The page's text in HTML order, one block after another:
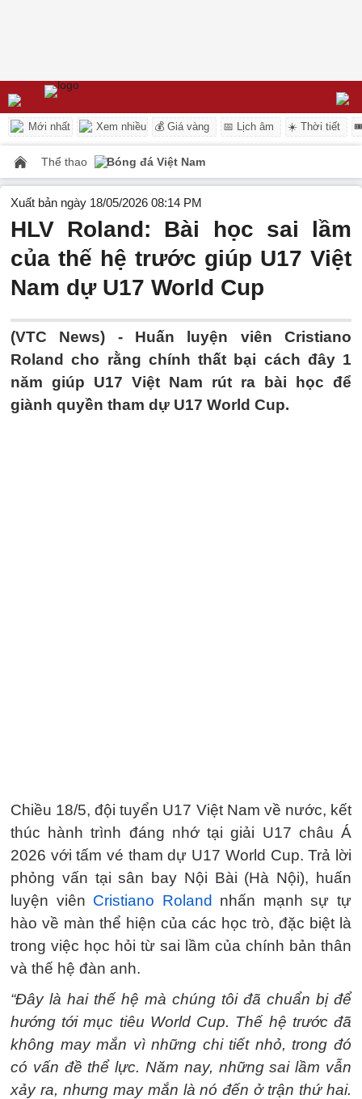
Mới nhất Xem nhiều 💰 Giá vàng 📅 Lịch âm ☀️ Thời tiết
Thể thao Bóng đá Việt Nam
Xuất bản ngày 18/05/2026 08:14 PM
HLV Roland: Bài học sai lầm
của thế hệ trước giúp U17 Việt
Nam dự U17 World Cup
(VTC News) - Huấn luyện viên Cristiano
Roland cho rằng chính thất bại cách đây 1
năm giúp U17 Việt Nam rút ra bài học để
giành quyền tham dự U17 World Cup.
Chiều 18/5, đội tuyển U17 Việt Nam về nước, kết
thúc hành trình đáng nhớ tại giải U17 châu Á
2026 với tấm vé tham dự U17 World Cup. Trả lời
phỏng vấn tại sân bay Nội Bài (Hà Nội), huấn
luyện viên Cristiano Roland
nhấn mạnh sự tự
hào về màn thể hiện của các học trò, đặc biệt là
trong việc học hỏi từ sai lầm của chính bản thân
và thế hệ đàn anh.
“Đây là hai thế hệ mà chúng tôi đã chuẩn bị để
hướng tới mục tiêu World Cup. Thế hệ trước đã
không may mắn vì những chi tiết nhỏ, trong đó
có vấn đề thể lực. Năm nay, những sai lầm vẫn
xảy ra, nhưng may mắn là nó đến ở trận thứ hai.